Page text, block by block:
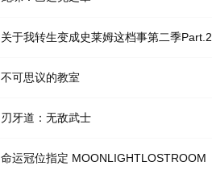
关于我转生变成史莱姆这档事第二季Part.2
不可思议的教室
刃牙道：无敌武士
命运冠位指定 MOONLIGHTLOSTROOM